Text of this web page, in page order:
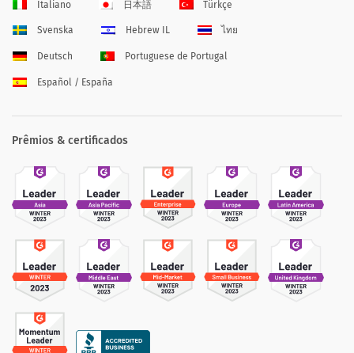
Italiano 日本語 Türkçe
Svenska Hebrew IL ไทย
Deutsch Portuguese de Portugal
Español / España
Prêmios & certificados